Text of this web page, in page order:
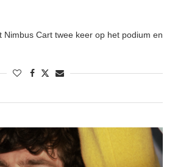
Nimbus Cart twee keer op het podium en